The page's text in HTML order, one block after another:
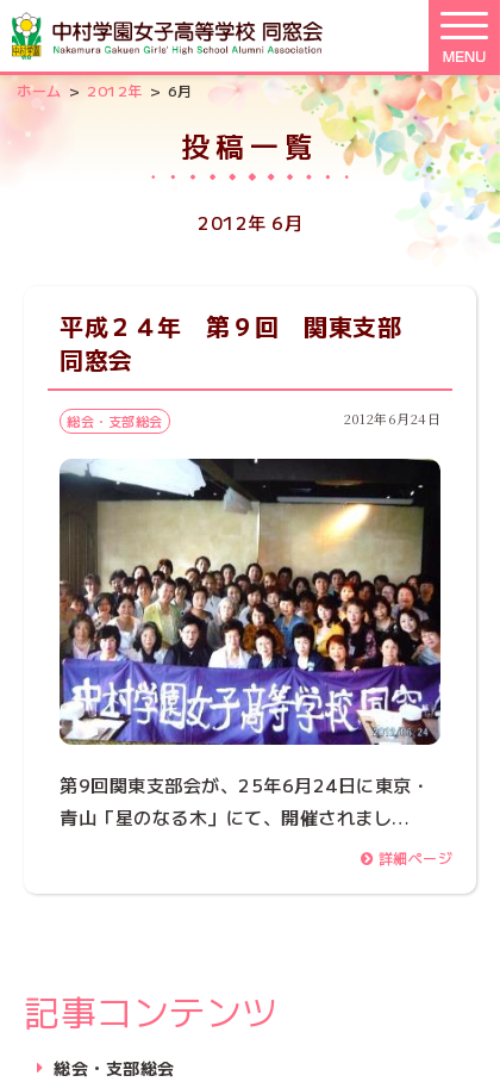
ホーム > 2012年 > 6月
投稿一覧
2012年 6月
平成２４年 第９回 関東支部
同窓会
総会・支部総会 2012年6月24日
第9回関東支部会が、25年6月24日に東京・
青山「星のなる木」にて、開催されまし…
詳細ページ
記事コンテンツ
総会・支部総会